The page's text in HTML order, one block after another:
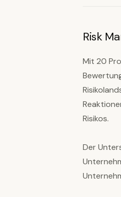
Risk
Mit 20
Risikos.
Der